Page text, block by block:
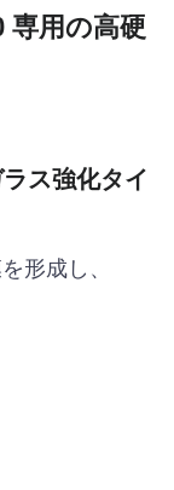
専用の高硬
ス強化タイ
形成し、